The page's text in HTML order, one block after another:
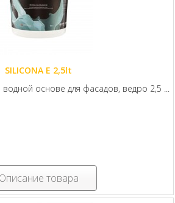
SILICONA E 2,5lt
водной основе для фасадов, ведро 2,5 ...
Описание товара